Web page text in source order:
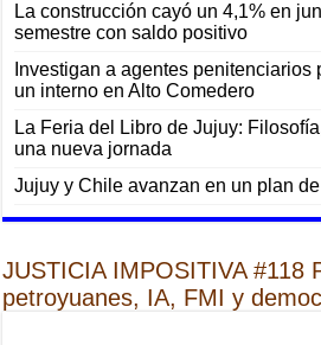
La construcción cayó un 4,1% en
semestre con saldo positivo
Investigan a agentes penitenciarios
un interno en Alto Comedero
La Feria del Libro de Jujuy:
una nueva jornada
Jujuy y Chile avanzan en un plan
JUSTICIA IMPOSITIVA #118
petroyuanes, IA, FMI y